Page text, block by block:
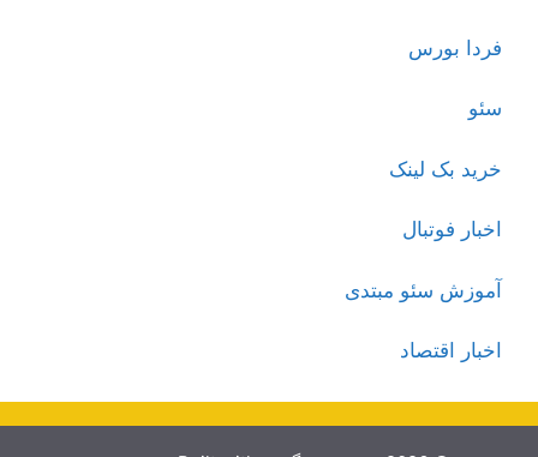
فردا بورس
سئو
خرید بک لینک
اخبار فوتبال
آموزش سئو مبتدی
اخبار اقتصاد